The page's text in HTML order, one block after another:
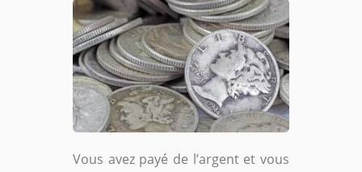
Vous avez payé de l’argent et vous